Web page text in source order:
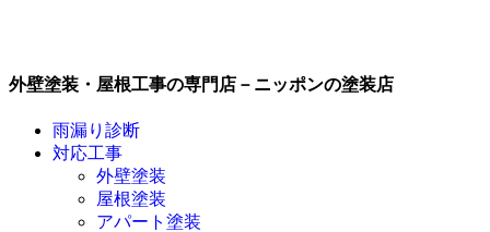
外壁塗装・屋根工事の専門店－ニッポンの塗装店
雨漏り診断
対応工事
外壁塗装
屋根塗装
アパート塗装